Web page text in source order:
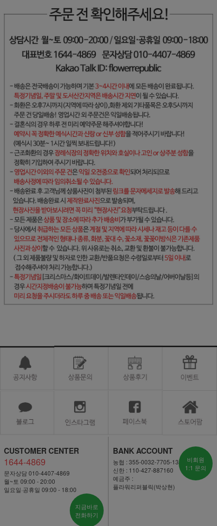
CUSTOMER CENTER
1644-4869
문자상담 010-4407-4869
월~토 09:00 - 20:00
일요일·공휴일 09:00 - 18:00
지금바로
전화하기
BANK ACCOUNT
농협 : 355-0032-7705-13
신한 : 110-427-887160
예금주 :
플라워리퍼블릭(박상현)
비회원
1:1 문의